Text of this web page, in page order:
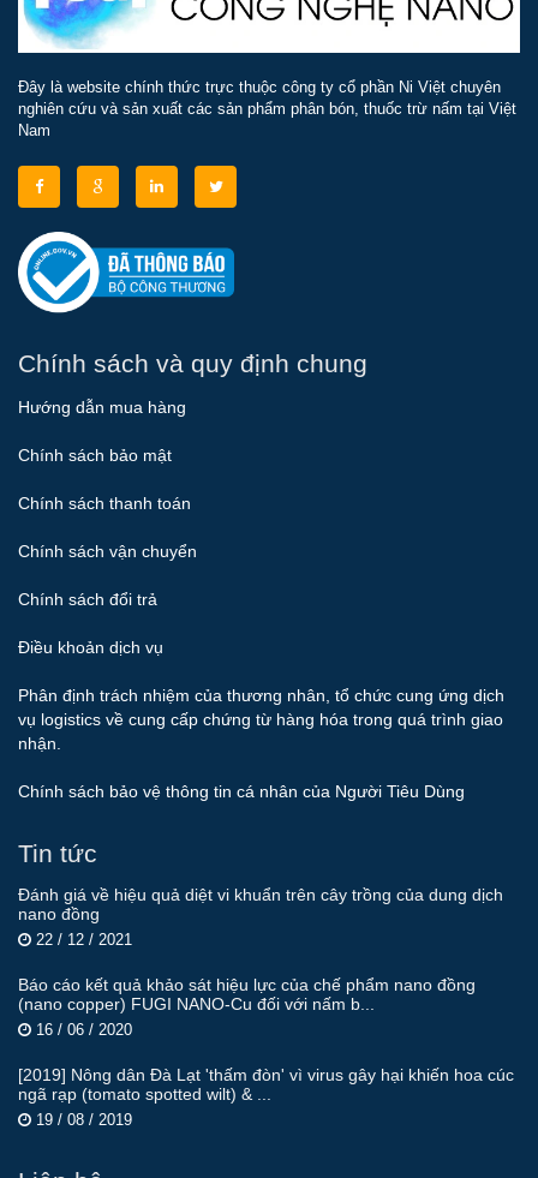
Đây là website chính thức trực thuộc công ty cổ phần Ni Việt chuyên
nghiên cứu và sản xuất các sản phẩm phân bón, thuốc trừ nấm tại Việt
Nam
Chính sách và quy định chung
Hướng dẫn mua hàng
Chính sách bảo mật
Chính sách thanh toán
Chính sách vận chuyển
Chính sách đổi trả
Điều khoản dịch vụ
Phân định trách nhiệm của thương nhân, tổ chức cung ứng dịch
vụ logistics về cung cấp chứng từ hàng hóa trong quá trình giao
nhận.
Chính sách bảo vệ thông tin cá nhân của Người Tiêu Dùng
Tin tức
Đánh giá về hiệu quả diệt vi khuẩn trên cây trồng của dung dịch
nano đồng
22 / 12 / 2021
Báo cáo kết quả khảo sát hiệu lực của chế phẩm nano đồng
(nano copper) FUGI NANO-Cu đối với nấm b...
16 / 06 / 2020
[2019] Nông dân Đà Lạt 'thấm đòn' vì virus gây hại khiến hoa cúc
ngã rạp (tomato spotted wilt) & ...
19 / 08 / 2019